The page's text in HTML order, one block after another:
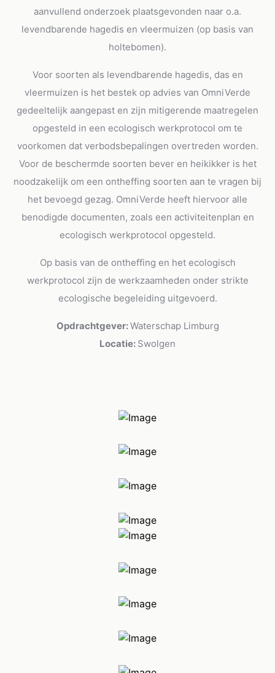
aanvullend onderzoek plaatsgevonden naar o.a.
levendbarende hagedis en vleermuizen (op basis van
holtebomen).
Voor soorten als levendbarende hagedis, das en
vleermuizen is het bestek op advies van OmniVerde
gedeeltelijk aangepast en zijn mitigerende maatregelen
opgesteld in een ecologisch werkprotocol om te
voorkomen dat verbodsbepalingen overtreden worden.
Voor de beschermde soorten bever en heikikker is het
noodzakelijk om een ontheffing soorten aan te vragen bij
het bevoegd gezag. OmniVerde heeft hiervoor alle
benodigde documenten, zoals een activiteitenplan en
ecologisch werkprotocol opgesteld.
Op basis van de ontheffing en het ecologisch
werkprotocol zijn de werkzaamheden onder strikte
ecologische begeleiding uitgevoerd.
Opdrachtgever:Waterschap Limburg
Locatie: Swolgen